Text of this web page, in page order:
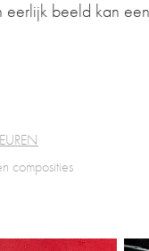
beeld kan
composities